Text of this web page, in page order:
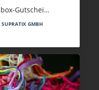
Gutschei…
SUPRATIX GMBH